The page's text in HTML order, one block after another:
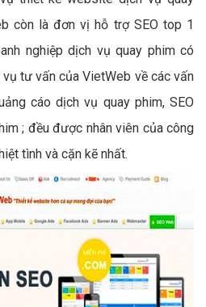
còn là đơn vị hỗ trợ SEO top 1
nghiệp dịch vụ quay phim có
vụ tư vấn của VietWeb về các vấn
cáo dịch vụ quay phim, SEO
; đều được nhân viên của công
tình và cặn kẽ nhất.